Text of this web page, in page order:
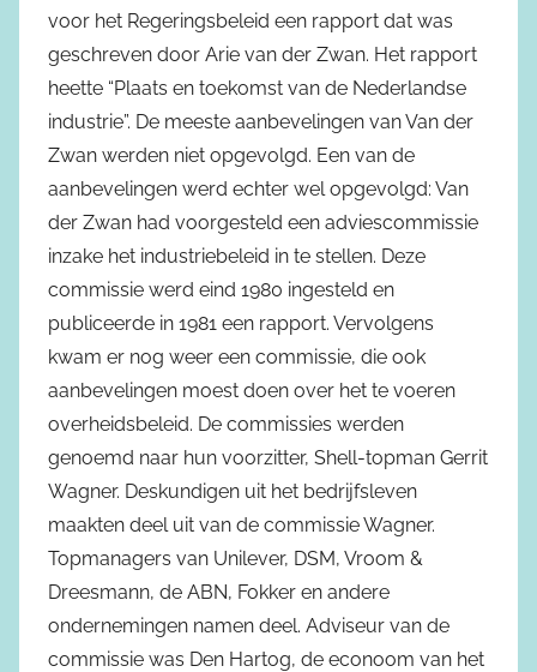
voor het Regeringsbeleid een rapport dat was
geschreven door Arie van der Zwan. Het rapport
heette “Plaats en toekomst van de Nederlandse
industrie”. De meeste aanbevelingen van Van der
Zwan werden niet opgevolgd. Een van de
aanbevelingen werd echter wel opgevolgd: Van
der Zwan had voorgesteld een adviescommissie
inzake het industriebeleid in te stellen. Deze
commissie werd eind 1980 ingesteld en
publiceerde in 1981 een rapport. Vervolgens
kwam er nog weer een commissie, die ook
aanbevelingen moest doen over het te voeren
overheidsbeleid. De commissies werden
genoemd naar hun voorzitter, Shell-topman Gerrit
Wagner. Deskundigen uit het bedrijfsleven
maakten deel uit van de commissie Wagner.
Topmanagers van Unilever, DSM, Vroom &
Dreesmann, de ABN, Fokker en andere
ondernemingen namen deel. Adviseur van de
commissie was Den Hartog, de econoom van het